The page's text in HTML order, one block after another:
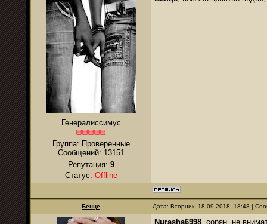
Генералиссимус
Группа: Проверенные
Сообщений: 13151
Репутация: 9
Статус: Offline
Бенце Дата: Вторник, 18.09.2018, 18:48 |
Nurasha6998, сорян, не